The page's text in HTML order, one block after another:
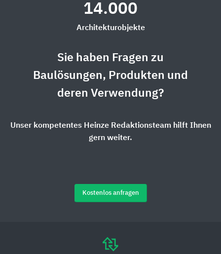
14.000
Architekturobjekte
Sie haben Fragen zu
Baulösungen, Produkten und
deren Verwendung?
Unser kompetentes Heinze Redaktionsteam hilft Ihnen
gern weiter.
Kostenlos anfragen